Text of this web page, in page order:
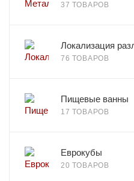
37 ТОВАРОВ
Локализация
76 ТОВАРОВ
Пищевые ванны
17 ТОВАРОВ
Еврокубы
20 ТОВАРОВ